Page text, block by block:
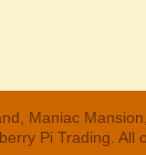
Maniac
Pi Trading.